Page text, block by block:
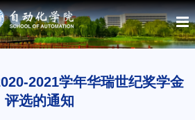
2021学年华瑞世纪奖学金
评选的通知